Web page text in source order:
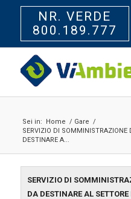
NR. VERDE
800.189.777
Sei in: Home / Gare /
SERVIZIO DI SOMMINISTRAZIONE
DESTINARE A...
SERVIZIO DI
DA DESTINARE AL SETTORE